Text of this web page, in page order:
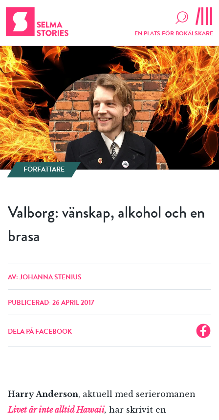
EN PLATS FÖR BOKÄLSKARE
FÖRFATTARE
Valborg: vänskap, alkohol och en
brasa
AV: JOHANNA STENIUS
PUBLICERAD: 26 APRIL 2017
DELA PÅ FACEBOOK
Harry Anderson, aktuell med serieromanen
Livet är inte alltid Hawaii, har skrivit en